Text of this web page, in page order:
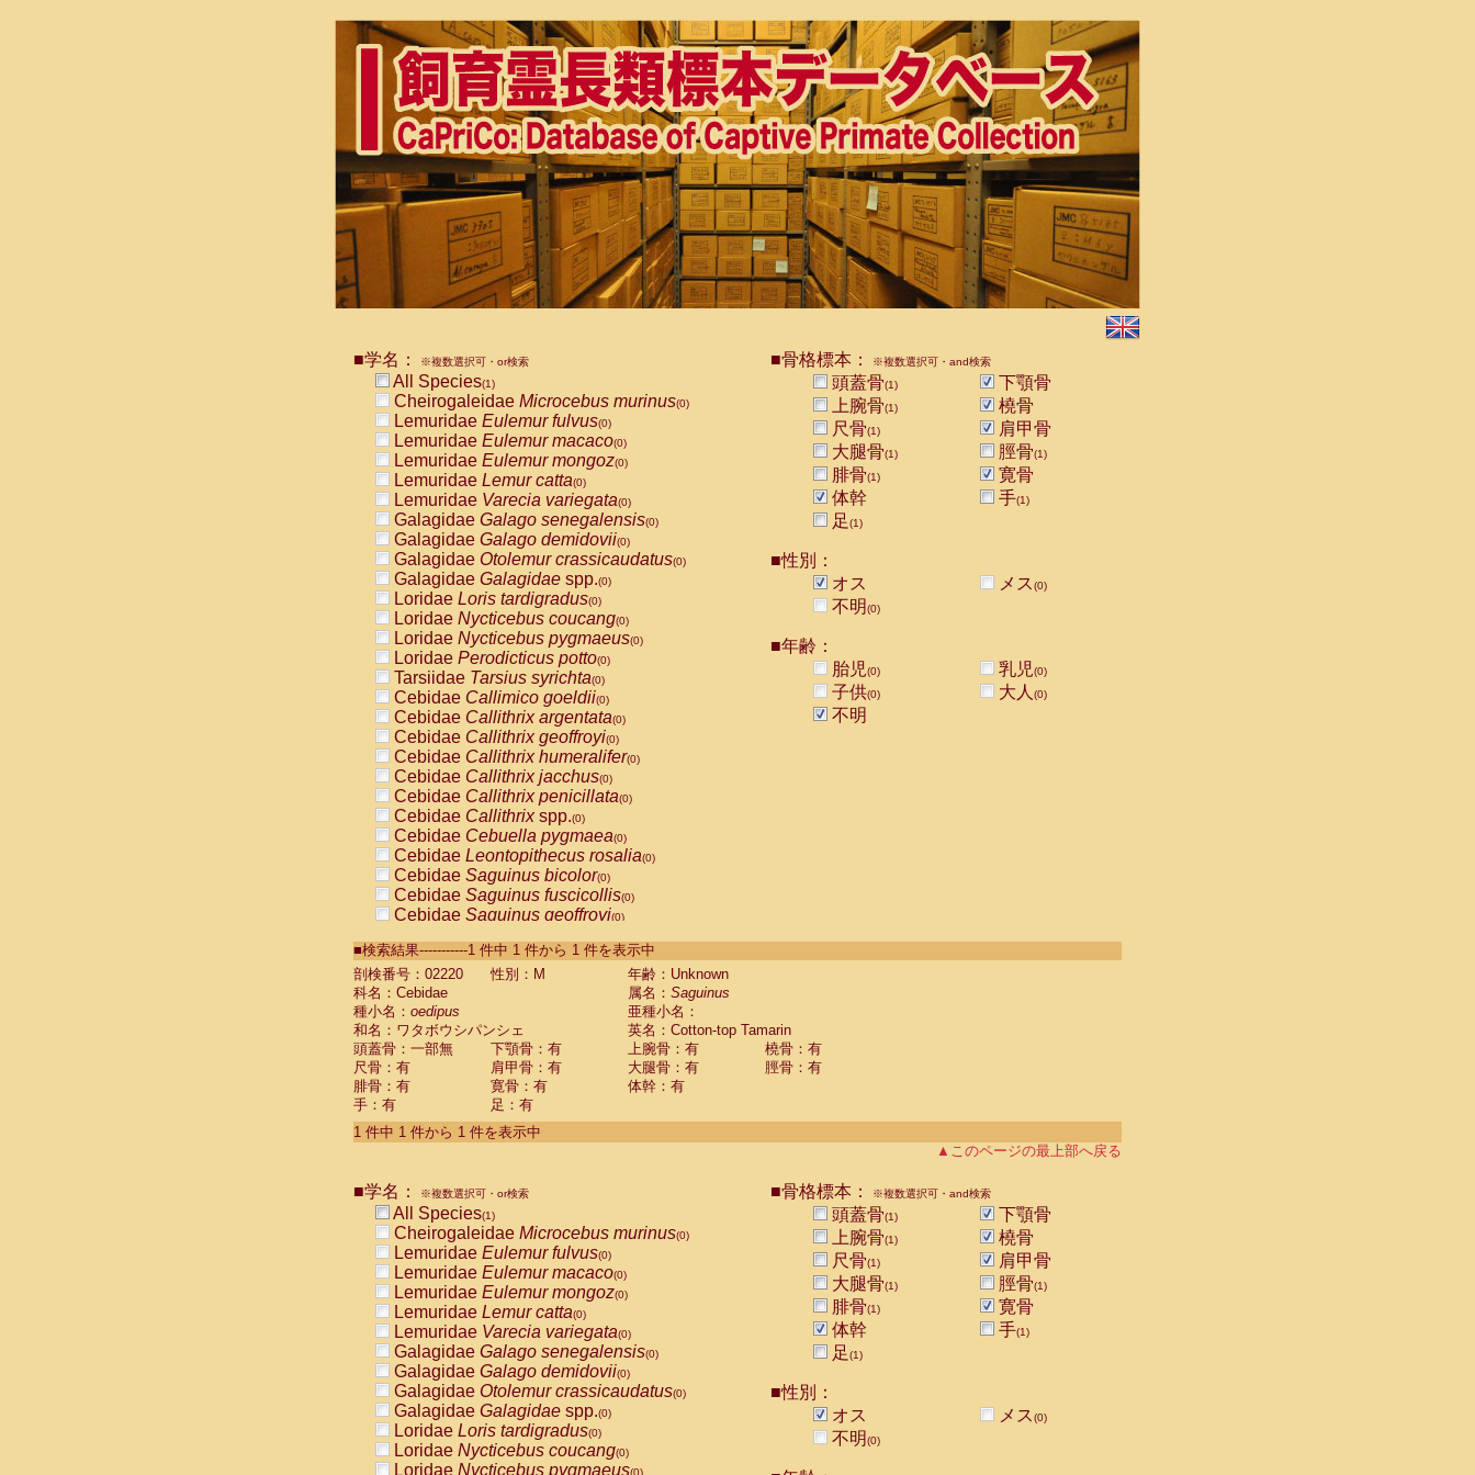
■学名： ※複数選択可・or検索
All Species(1)
Cheirogaleidae Microcebus murinus(0)
Lemuridae Eulemur fulvus(0)
Lemuridae Eulemur macaco(0)
Lemuridae Eulemur mongoz(0)
Lemuridae Lemur catta(0)
Lemuridae Varecia variegata(0)
Galagidae Galago senegalensis(0)
Galagidae Galago demidovii(0)
Galagidae Otolemur crassicaudatus(0)
Galagidae Galagidae spp.(0)
Loridae Loris tardigradus(0)
Loridae Nycticebus coucang(0)
Loridae Nycticebus pygmaeus(0)
Loridae Perodicticus potto(0)
Tarsiidae Tarsius syrichta(0)
Cebidae Callimico goeldii(0)
Cebidae Callithrix argentata(0)
Cebidae Callithrix geoffroyi(0)
Cebidae Callithrix humeralifer(0)
Cebidae Callithrix jacchus(0)
Cebidae Callithrix penicillata(0)
Cebidae Callithrixspp.(0)
Cebidae Cebuella pygmaea(0)
Cebidae Leontopithecus rosalia(0)
Cebidae Saguinus bicolor(0)
Cebidae Saguinus fuscicollis(0)
Cebidae Saguinus geoffroyi(0)
CebidaeSaguinus labiatus(0)
Cebidae Saguinus leucopus (0)
Cebidae
Cebidae
CebidaeSaguinus nigricollis (0)
Cebidae Saguinus oedipus
Cebidae Saguinus weddelli
Cebidae Saguinusspp.
Cebidae Aotus trivirgatus
Cebidae Cebus albifrons
CebidaeCebus nigrivittatus
CebidaeCebus
CebidaeSaimiri boliviensis(0)
CebidaeSaimiri sciureus(0)
AtelidaeAlouatta caraya(0)
AtelidaeAlouatta fusca(0)
AtelidaeAlouatta seniculus
AtelidaeAlouattaspp.(0)
AtelidaeAteles belzebuth(0)
AtelidaeAteles geoffroyi(0)
AtelidaeAteles paniscus(0)
AtelidaeAtelesspp.(0)
Atelidae Lagothrix lagothricha
AtelidaeLagothrix lagothricha cana
PitheciidaeCacajao calvus rubicundus
■骨格標本： ※複数選択可・and検索
頭蓋骨(1)
下顎骨
上腕骨(1)
橈骨
尺骨(1)
肩甲骨
大腿骨(1) 脛骨(1)
腓骨(1)
寛骨
体幹
手(1)
足(1)
■性別：
オス
メス(0)
不明(0)
■年齢：
胎児(0) 乳児(0)
子供(0) 大人 (0)
不明
■検索結果-----------1 件中 1 件から 1 件を表示中
剖検番号：02220
性別：M
年齢：Unknown
科名：Cebidae
属名： Saguinus
種小名： oedipus
亜種小名：
和名：ワタボウシパンシェ
英名：Cotton-top Tamarin
頭蓋骨：一部無
下顎骨：有 上腕骨：有
橈骨：有
尺骨：有
肩甲骨：有 大腿骨：有
脛骨：有
腓骨：有
寛骨：有
体幹：有
手：有
足：有
1 件中 1 件から 1 件を表示中
▲このページの最上部へ戻る
■学名： ※複数選択可・or検索
All Species(1)
Cheirogaleidae Microcebus murinus(0)
Lemuridae Eulemur fulvus(0)
Lemuridae Eulemur macaco(0)
Lemuridae Eulemur mongoz(0)
Lemuridae Lemur catta(0)
Lemuridae Varecia variegata(0)
Galagidae Galago senegalensis(0)
Galagidae Galago demidovii(0)
Galagidae Otolemur crassicaudatus(0)
Galagidae Galagidae spp.(0)
Loridae Loris tardigradus(0)
Loridae Nycticebus coucang(0)
Loridae Nycticebus pygmaeus(0)
■骨格標本： ※複数選択可・and検索
頭蓋骨(1)
下顎骨
上腕骨(1)
橈骨
尺骨(1)
肩甲骨
大腿骨(1) 脛骨(1)
腓骨(1)
寛骨
体幹
手(1)
足(1)
■性別：
オス
メス(0)
不明(0)